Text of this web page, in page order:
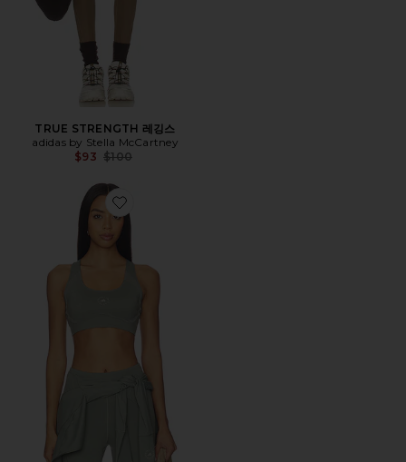
TRUE STRENGTH 레깅스
adidas by Stella McCartney
$93 Previous price:
$100
Favorite TRUE PURPOSE 브라